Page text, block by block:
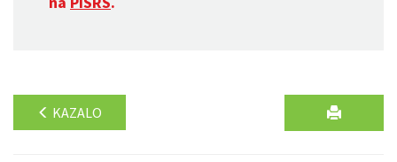
KAZALO